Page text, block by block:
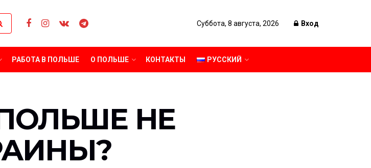
Суббота, 8 августа, 2026 Вход
РАБОТА В ПОЛЬШЕ О ПОЛЬШЕ КОНТАКТЫ РУССКИЙ
НЕ